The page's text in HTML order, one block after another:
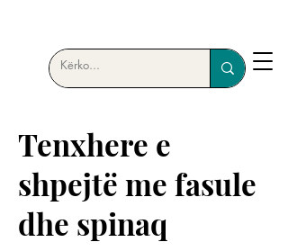
Tenxhere e
shpejtë me fasule
dhe spinaq